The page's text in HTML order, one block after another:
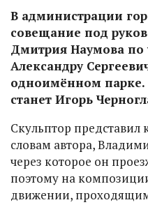
В администрации
совещание под
Дмитрия Наумова по
Александру
одноимённом парке.
станет Игорь
Скульптор
словам автора,
через которое он
поэтому на
движении,